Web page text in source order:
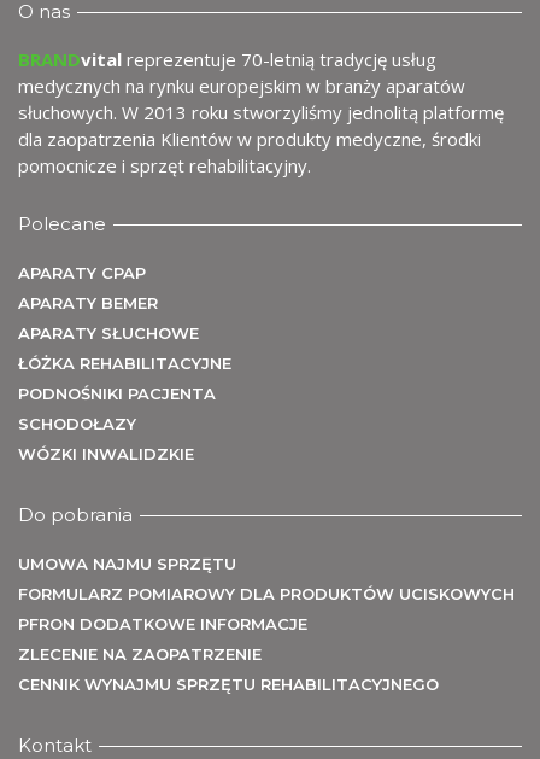
O nas
BRANDvital reprezentuje 70-letnią tradycję usług
medycznych na rynku europejskim w branży aparatów
słuchowych. W 2013 roku stworzyliśmy jednolitą platformę
dla zaopatrzenia Klientów w produkty medyczne, środki
pomocnicze i sprzęt rehabilitacyjny.
Polecane
APARATY CPAP
APARATY BEMER
APARATY SŁUCHOWE
ŁÓŻKA REHABILITACYJNE
PODNOŚNIKI PACJENTA
SCHODOŁAZY
WÓZKI INWALIDZKIE
Do pobrania
UMOWA NAJMU SPRZĘTU
FORMULARZ POMIAROWY DLA PRODUKTÓW UCISKOWYCH
PFRON DODATKOWE INFORMACJE
ZLECENIE NA ZAOPATRZENIE
CENNIK WYNAJMU SPRZĘTU REHABILITACYJNEGO
Kontakt